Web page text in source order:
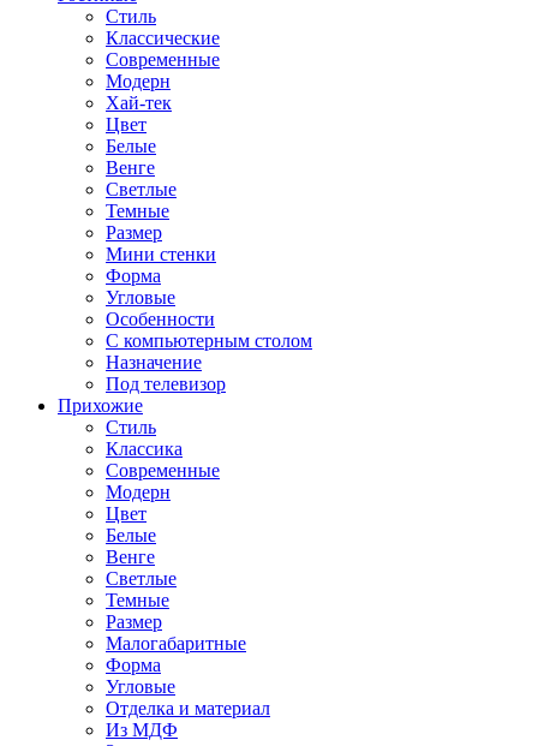
Стиль
Классические
Современные
Модерн
Хай-тек
Цвет
Белые
Венге
Светлые
Темные
Размер
Мини стенки
Форма
Угловые
Особенности
С компьютерным столом
Назначение
Под телевизор
Прихожие
Стиль
Классика
Современные
Модерн
Цвет
Белые
Венге
Светлые
Темные
Размер
Малогабаритные
Форма
Угловые
Отделка и материал
Из МДФ